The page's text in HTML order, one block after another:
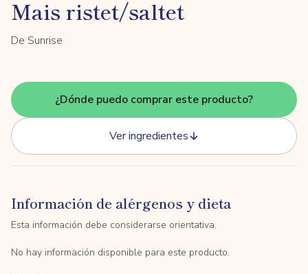
Mais ristet/saltet
De Sunrise
¿Dónde puedo comprar este producto?
Ver ingredientes
Información de alérgenos y dieta
Esta información debe considerarse orientativa.
No hay información disponible para este producto.